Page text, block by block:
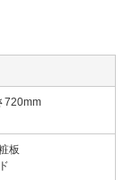
720mm
板